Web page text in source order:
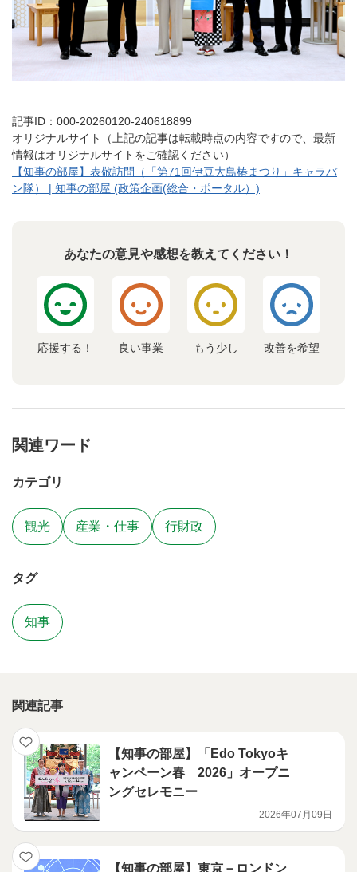
記事ID：000-20260120-240618899
オリジナルサイト（上記の記事は転載時点の内容ですので、最新
情報はオリジナルサイトをご確認ください）
【知事の部屋】表敬訪問（「第71回伊豆大島椿まつり」キャラバ
ン隊） | 知事の部屋 (政策企画(総合・ポータル）)
あなたの意見や感想を教えてください！
応援する！ 良い事業 もう少し 改善を希望
関連ワード
カテゴリ
観光 産業・仕事 行財政
タグ
知事
関連記事
【知事の部屋】「Edo Tokyoキ
ャンペーン春 2026」オープニ
ングセレモニー
2026年07月09日
【知事の部屋】東京－ロンドン